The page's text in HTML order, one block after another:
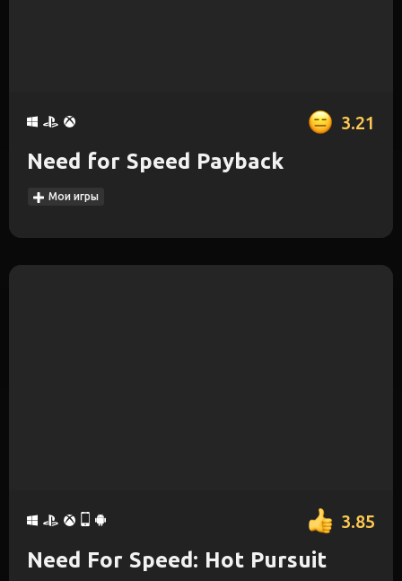
3.21
Need for Speed Payback
Мои игры
3.85
Need For Speed: Hot Pursuit